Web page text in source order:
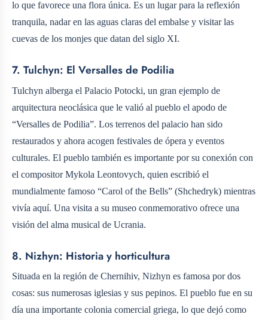
lo que favorece una flora única. Es un lugar para la reflexión
tranquila, nadar en las aguas claras del embalse y visitar las
cuevas de los monjes que datan del siglo XI.
7. Tulchyn: El Versalles de Podilia
Tulchyn alberga el Palacio Potocki, un gran ejemplo de
arquitectura neoclásica que le valió al pueblo el apodo de
“Versalles de Podilia”. Los terrenos del palacio han sido
restaurados y ahora acogen festivales de ópera y eventos
culturales. El pueblo también es importante por su conexión con
el compositor Mykola Leontovych, quien escribió el
mundialmente famoso “Carol of the Bells” (Shchedryk) mientras
vivía aquí. Una visita a su museo conmemorativo ofrece una
visión del alma musical de Ucrania.
8. Nizhyn: Historia y horticultura
Situada en la región de Chernihiv, Nizhyn es famosa por dos
cosas: sus numerosas iglesias y sus pepinos. El pueblo fue en su
día una importante colonia comercial griega, lo que dejó como